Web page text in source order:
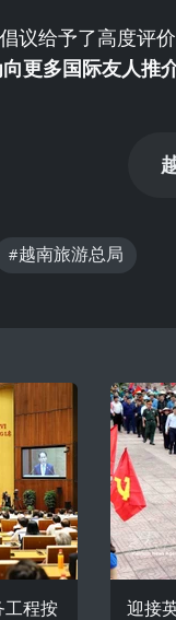
议给予了高度评
更多国际友人推
#越南旅游总局
工程按
迎接